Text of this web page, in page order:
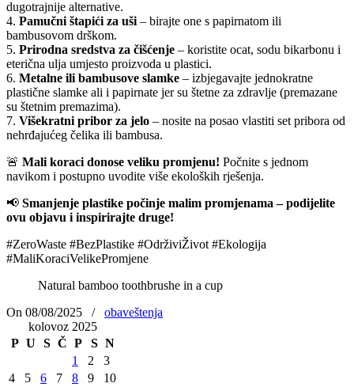
dugotrajnije alternative.
4. Pamučni štapići za uši – birajte one s papirnatom ili
bambusovom drškom.
5. Prirodna sredstva za čišćenje – koristite ocat, sodu bikarbonu i
eterična ulja umjesto proizvoda u plastici.
6. Metalne ili bambusove slamke – izbjegavajte jednokratne
plastične slamke ali i papirnate jer su štetne za zdravlje (premazane
su štetnim premazima).
7. Višekratni pribor za jelo – nosite na posao vlastiti set pribora od
nehrđajućeg čelika ili bambusa.
🚨 Mali koraci donose veliku promjenu! Počnite s jednom
navikom i postupno uvodite više ekoloških rješenja.
📢 Smanjenje plastike počinje malim promjenama – podijelite
ovu objavu i inspirirajte druge!
#ZeroWaste #BezPlastike #OdrživiŽivot #Ekologija
#MaliKoraciVelikePromjene
Natural bamboo toothbrushe​​​​​ in a cup
On 08/08/2025
/
obaveštenja
kolovoz 2025
P U S Č P S N
1
2
3
4
5 6 7 8 9
10